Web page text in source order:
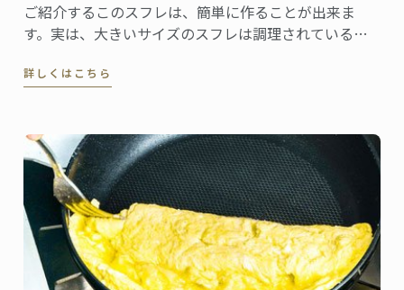
ご紹介するこのスフレは、簡単に作ることが出来ま
す。実は、大きいサイズのスフレは調理されているの
ですからラムカンを用意してお友達を感動させてみま
このレシピを作成しました。
詳しくはこちら